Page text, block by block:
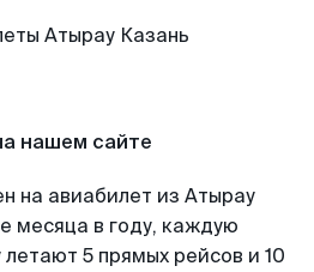
нашем сайте
на авиабилет из Атырау
месяца в году, каждую
5 прямых рейсов и 10